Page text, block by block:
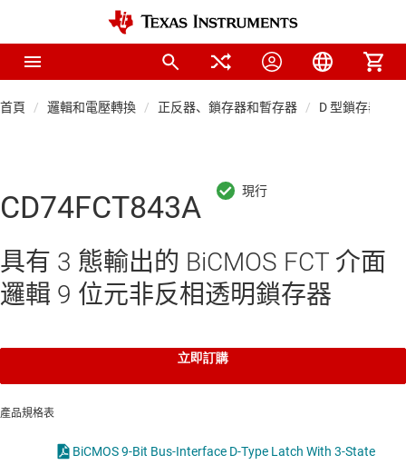
首頁 邏輯和電壓轉換 正反器、鎖存器和暫存器 D 型鎖存器
CD74FCT843A
具有 3 態輸出的 BiCMOS FCT 介面
邏輯 9 位元非反相透明鎖存器
立即訂購
產品規格表
BiCMOS 9-Bit Bus-Interface D-Type Latch With 3-State